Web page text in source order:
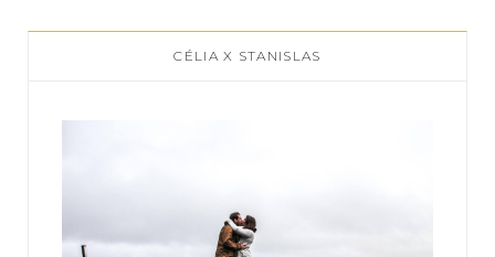
CÉLIA X STANISLAS